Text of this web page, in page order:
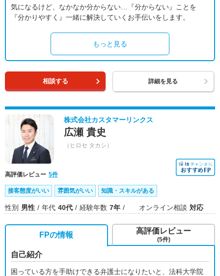
気になるけど、なかなか分からない…『分からない』ことを
『分かりやすく』一緒に解決していくお手伝いをします。
もっと見る
相談する 詳細を見る
株式会社カスタマーリンクス
広瀬 貴史
（ヒロセ タカシ）
高評価レビュー 5件
接客態度がいい 雰囲気がいい 知識・スキルがある
性別 男性 年代 40代 経験年数 7年 オンライン相談 対応
FPの情報
自己紹介
困っている方を手助けできる弁護士になりたいと、法科大学院
高評価レビュー
(5件)